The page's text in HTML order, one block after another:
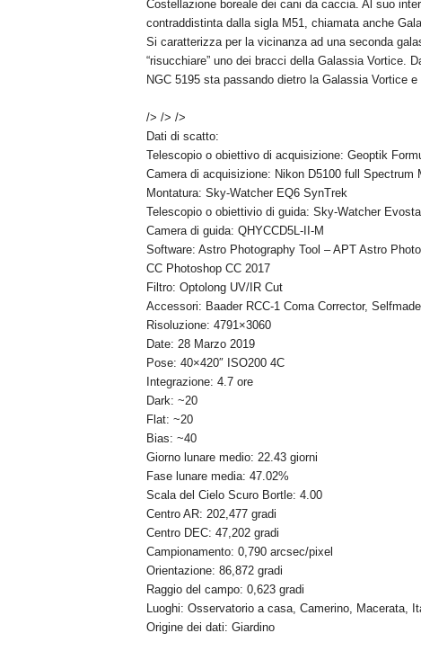
Costellazione boreale dei cani da caccia. Al suo
contraddistinta dalla sigla M51, chiamata anche
Si caratterizza per la vicinanza ad una seconda
“risucchiare” uno dei bracci della Galassia Vortice.
NGC 5195 sta passando dietro la Galassia Vortice
/> /> />
Dati di scatto:
Telescopio o obiettivo di acquisizione: Geoptik
Camera di acquisizione: Nikon D5100 full Spectrum
Montatura: Sky-Watcher EQ6 SynTrek
Telescopio o obiettivio di guida: Sky-Watcher
Camera di guida: QHYCCD5L-II-M
Software: Astro Photography Tool – APT Astro
CC Photoshop CC 2017
Filtro: Optolong UV/IR Cut
Accessori: Baader RCC-1 Coma Corrector,
Risoluzione: 4791×3060
Date: 28 Marzo 2019
Pose: 40×420″ ISO200 4C
Integrazione: 4.7 ore
Dark: ~20
Flat: ~20
Bias: ~40
Giorno lunare medio: 22.43 giorni
Fase lunare media: 47.02%
Scala del Cielo Scuro Bortle: 4.00
Centro AR: 202,477 gradi
Centro DEC: 47,202 gradi
Campionamento: 0,790 arcsec/pixel
Orientazione: 86,872 gradi
Raggio del campo: 0,623 gradi
Luoghi: Osservatorio a casa, Camerino, Macerata,
Origine dei dati: Giardino